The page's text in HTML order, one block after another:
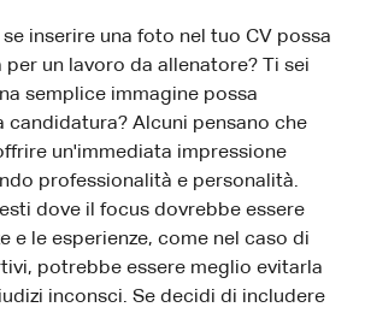
inserire una foto nel tuo CV possa
per un lavoro da allenatore? Ti sei
semplice immagine possa
candidatura? Alcuni pensano che
un'immediata impressione
professionalità e personalità.
dove il focus dovrebbe essere
e le esperienze, come nel caso di
potrebbe essere meglio evitarla
inconsci. Se decidi di includere